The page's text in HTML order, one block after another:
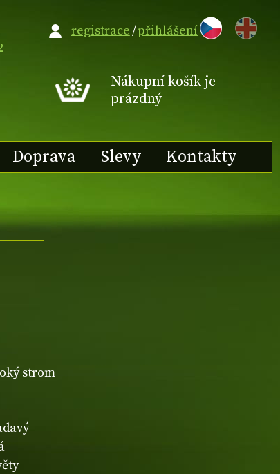
EN
Nákupní košík je
prázdný
Doprava Slevy Kontakty
registrace/přihlášení
strom